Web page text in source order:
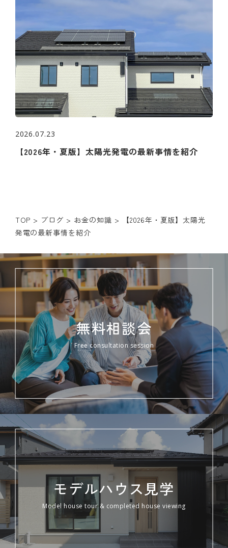
2026.07.23
【2026年・夏版】太陽光発電の最新事情を紹介
TOP > ブログ > お金の知識 >
【2026年・夏版】太陽光
発電の最新事情を紹介
無料相談会
Free consultation session
モデルハウス見学
Model house tour & completed house viewing